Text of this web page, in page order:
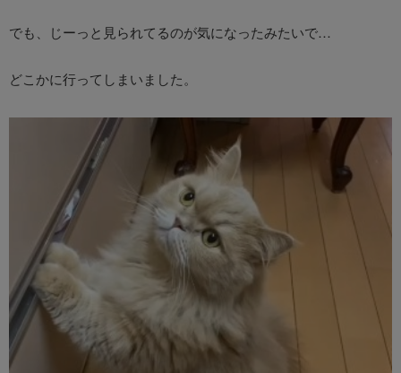
でも、じーっと見られてるのが気になったみたいで…
どこかに行ってしまいました。